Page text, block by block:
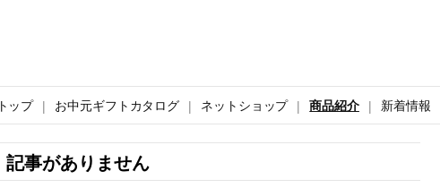
トップ お中元ギフトカタログ ネットショップ 商品紹介 新着情報
記事がありません